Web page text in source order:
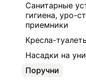
Санитарные
гигиена, уро-
приемники
Кресла-
Насадки на
Поручни